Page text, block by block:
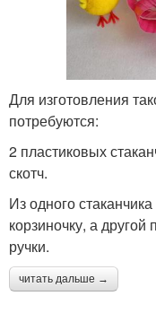
Для изготовления
потребуются:
2 пластиковых
скотч.
Из одного
корзиночку, а другой
ручки.
читать дальше →